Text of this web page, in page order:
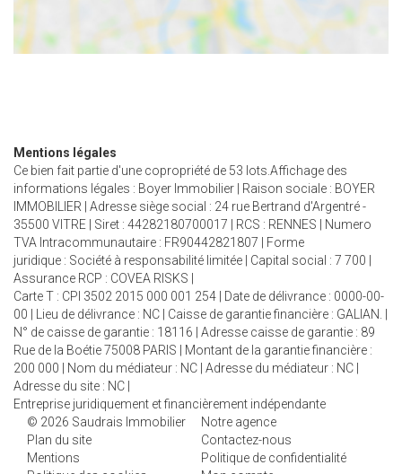
Mentions légales
Ce bien fait partie d'une copropriété de 53 lots.Affichage des
informations légales : Boyer Immobilier | Raison sociale : BOYER
IMMOBILIER | Adresse siège social : 24 rue Bertrand d'Argentré -
35500 VITRE | Siret : 44282180700017 | RCS : RENNES | Numero
TVA Intracommunautaire : FR90442821807 | Forme
juridique : Société à responsabilité limitée | Capital social : 7 700 |
Assurance RCP : COVEA RISKS |
Carte T : CPI 3502 2015 000 001 254 | Date de délivrance : 0000-00-
00 | Lieu de délivrance : NC | Caisse de garantie financière : GALIAN. |
N° de caisse de garantie : 18116 | Adresse caisse de garantie : 89
Rue de la Boétie 75008 PARIS | Montant de la garantie financière :
200 000 | Nom du médiateur : NC | Adresse du médiateur : NC |
Adresse du site : NC |
Entreprise juridiquement et financièrement indépendante
© 2026 Saudrais Immobilier
Notre agence
Plan du site
Contactez-nous
Mentions
Politique de confidentialité